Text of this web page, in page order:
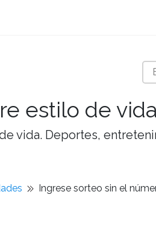
estilo de vida
vida. Deportes,
Ingrese sorteo sin el